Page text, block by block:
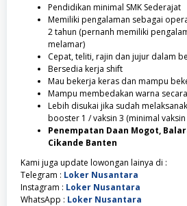
Pendidikan minimal SMK Sederajat
Memiliki pengalaman sebagai
2 tahun (pernanh memiliki
melamar)
Cepat, teliti, rajin dan jujur dalam
Bersedia kerja shift
Mau bekerja keras dan mampu
Mampu membedakan warna
Lebih disukai jika sudah
booster 1 / vaksin 3 (minimal vaksin
Penempatan Daan Mogot,
Cikande Banten
Kami juga update lowongan lainya di :
Telegram : Loker Nusantara
Instagram : Loker Nusantara
WhatsApp : Loker Nusantara